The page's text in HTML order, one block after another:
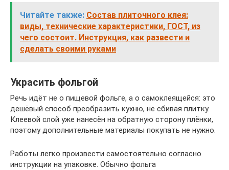
Читайте также: Состав плиточного клея:
виды, технические характеристики, ГОСТ, из
чего состоит. Инструкция, как развести и
сделать своими руками
Украсить фольгой
Речь идёт не о пищевой фольге, а о самоклеящейся: это
дешёвый способ преобразить кухню, не сбивая плитку.
Клеевой слой уже нанесён на обратную сторону плёнки,
поэтому дополнительные материалы покупать не нужно.
Работы легко произвести самостоятельно согласно
инструкции на упаковке. Обычно фольга